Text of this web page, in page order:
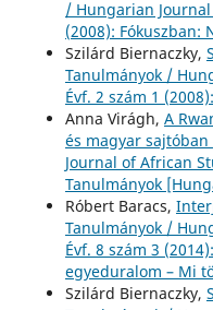
/ Hungarian
(2008): Fókuszban:
Szilárd Biernaczky,
Tanulmányok /
Évf. 2 szám 1
Anna Virágh, A
és magyar sajtóban
Journal of African
Tanulmányok
Róbert Baracs,
Tanulmányok /
Évf. 8 szám 3
egyeduralom – Mi
Szilárd Biernaczky,